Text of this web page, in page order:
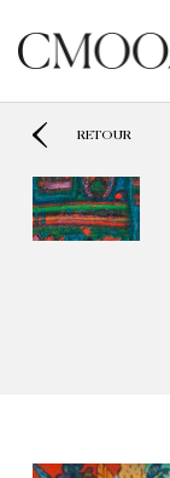
contenu
principal
RETOUR